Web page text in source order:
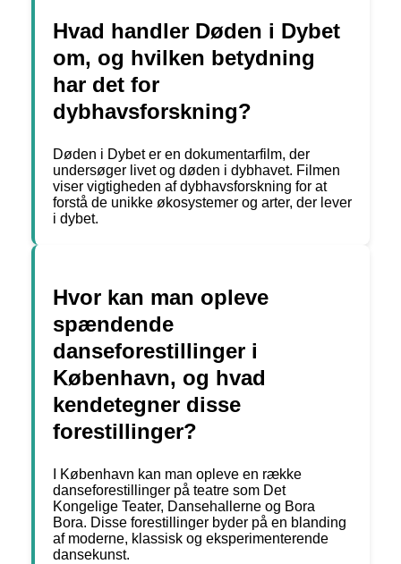
Hvad handler Døden i Dybet
om, og hvilken betydning
har det for
dybhavsforskning?
Døden i Dybet er en dokumentarfilm, der
undersøger livet og døden i dybhavet. Filmen
viser vigtigheden af dybhavsforskning for at
forstå de unikke økosystemer og arter, der lever
i dybet.
Hvor kan man opleve
spændende
danseforestillinger i
København, og hvad
kendetegner disse
forestillinger?
I København kan man opleve en række
danseforestillinger på teatre som Det
Kongelige Teater, Dansehallerne og Bora
Bora. Disse forestillinger byder på en blanding
af moderne, klassisk og eksperimenterende
dansekunst.